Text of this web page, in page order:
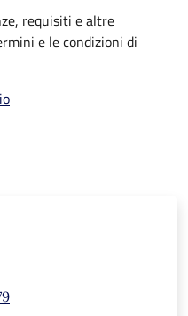
requisiti e altre
e le condizioni di